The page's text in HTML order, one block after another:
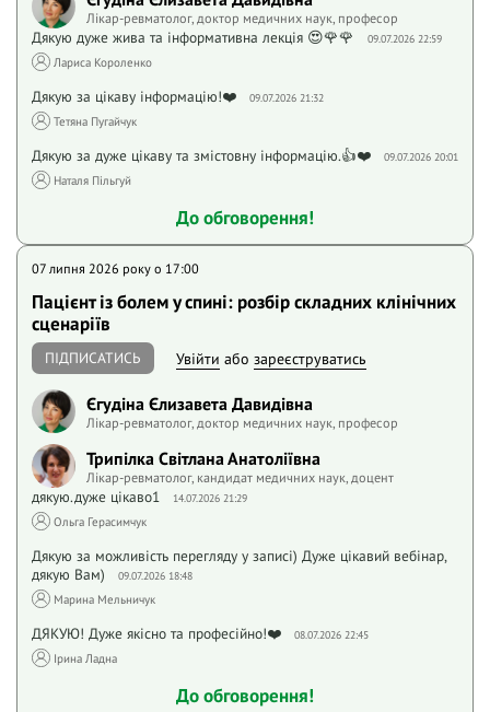
Лікар-ревматолог, доктор медичних наук, професор
Дякую дуже жива та інформативна лекція 😍🌹🌹 09.07.2026 22:59
Лариса Короленко
Дякую за цікаву інформацію!❤️ 09.07.2026 21:32
Тетяна Пугайчук
Дякую за дуже цікаву та змістовну інформацію.👍❤️ 09.07.2026 20:01
Наталя Пільгуй
До обговорення!
07 липня 2026 року o 17:00
Пацієнт із болем у спині: розбір складних клінічних
сценаріїв
ПІДПИСАТИСЬ Увійти або зареєструватись
Єгудіна Єлизавета Давидівна
Лікар-ревматолог, доктор медичних наук, професор
Трипілка Світлана Анатоліївна
Лікар-ревматолог, кандидат медичних наук, доцент
дякую.дуже цікаво1 14.07.2026 21:29
Ольга Герасимчук
Дякую за можливість перегляду у записі) Дуже цікавий вебінар,
дякую Вам)
09.07.2026 18:48
Марина Мельничук
ДЯКУЮ! Дуже якісно та професійно!❤️ 08.07.2026 22:45
Iрина Ладна
До обговорення!